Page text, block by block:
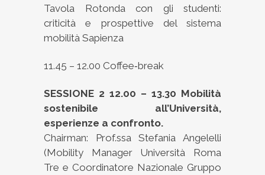
Tavola Rotonda con gli studenti:
criticità e prospettive del sistema
mobilità Sapienza
11.45 – 12.00 Coffee‐break
SESSIONE 2 12.00 – 13.30 Mobilità
sostenibile all’Università,
esperienze a confronto.
Chairman: Prof.ssa Stefania Angelelli
(Mobility Manager Università Roma
Tre e Coordinatore Nazionale Gruppo